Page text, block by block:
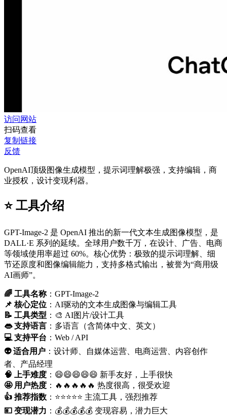
访问网站
扫码查看
复制链接
反馈
OpenAI顶级图像生成模型，提示词理解极强，支持编辑，商
业授权，设计变现利器。
⭐️ 工具介绍
GPT-Image-2 是 OpenAI 推出的新一代文本生成图像模型，是
DALL·E 系列的延续。全球用户数千万，在设计、广告、电商
等领域使用率超过 60%。核心优势：极致的提示词理解、细
节还原度和图像编辑能力，支持多格式输出，被誉为“商用级
AI画师”。
🌈 工具名称：GPT-Image-2
📌 核心定位 ：AI驱动的文本生成图像与编辑工具
📝 工具类型 ：🎨 AI图片/设计工具
👄 支持语言 ：多语言（含简体中文、英文）
💻 支持平台 ：Web / API
👽 适合用户 ：设计师、自媒体运营、电商运营、内容创作
者、产品经理
🧠 上手难度 ：😄😄😄😄😄 新手友好，上手很快
🤩 用户热度 ：🔥🔥🔥🔥🔥 热度很高，很受欢迎
👍 推荐指数 ：⭐⭐⭐⭐⭐ 主流工具，强烈推荐
💴 变现潜力 ：💰💰💰💰💰 变现容易，潜力巨大